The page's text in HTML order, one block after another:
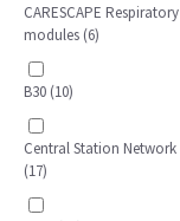
CARESCAPE Respiratory
modules (6)
B30 (10)
Central Station Network
(17)